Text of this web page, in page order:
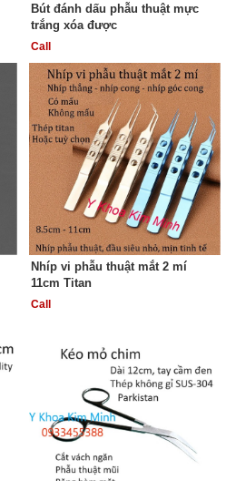
Bút đánh dấu phẫu thuật mực
trắng xóa được
Call
Nhíp vi phẫu thuật mắt 2 mí
11cm Titan
Call